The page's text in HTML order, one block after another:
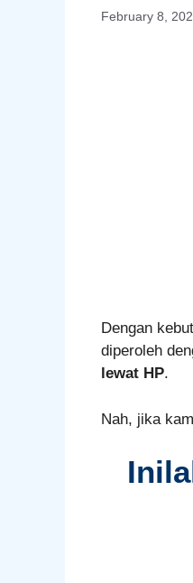
February 8,
Dengan
diperoleh
lewat HP.
Nah, jika